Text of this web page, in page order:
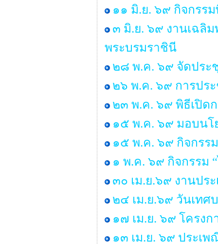
๑๑ มิ.ย. ๖๙ กิจกรร
๓ มิ.ย. ๖๙ งานเฉลิม
พระบรมราชินี
๒๘ พ.ค. ๖๙ จัดประ
๒๖ พ.ค. ๖๙ การปร
๒๓ พ.ค. ๖๙ พิธีเปิด
๑๕ พ.ค. ๖๙ มอบนโ
๑๕ พ.ค. ๖๙ กิจกรร
๑ พ.ค. ๖๙ กิจกรรม
๓๐ เม.ย.๖๙ งานปร
๒๔ เม.ย.๖๙ วันเท
๑๗ เม.ย. ๖๙ โครง
๑๓ เม.ย. ๖๙ ประเ